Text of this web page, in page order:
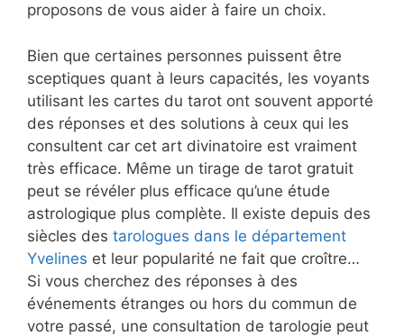
proposons de vous aider à faire un choix.
Bien que certaines personnes puissent être
sceptiques quant à leurs capacités, les voyants
utilisant les cartes du tarot ont souvent apporté
des réponses et des solutions à ceux qui les
consultent car cet art divinatoire est vraiment
très efficace. Même un tirage de tarot gratuit
peut se révéler plus efficace qu’une étude
astrologique plus complète. Il existe depuis des
siècles des tarologues dans le département
Yvelines et leur popularité ne fait que croître…
Si vous cherchez des réponses à des
événements étranges ou hors du commun de
votre passé, une consultation de tarologie peut